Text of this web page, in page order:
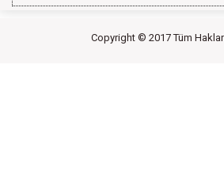
Copyright © 2017 Tüm Hakları